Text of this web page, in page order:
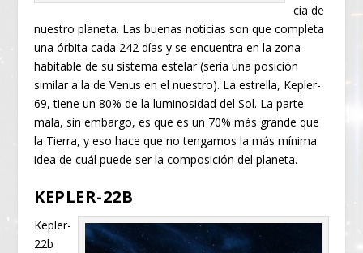
cia de
nuestro planeta. Las buenas noticias son que completa
una órbita cada 242 días y se encuentra en la zona
habitable de su sistema estelar (sería una posición
similar a la de Venus en el nuestro). La estrella, Kepler-
69, tiene un 80% de la luminosidad del Sol. La parte
mala, sin embargo, es que es un 70% más grande que
la Tierra, y eso hace que no tengamos la más mínima
idea de cuál puede ser la composición del planeta.
KEPLER-22B
Kepler-
22b